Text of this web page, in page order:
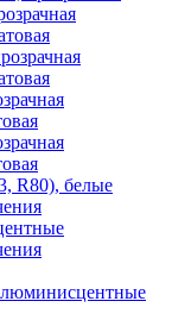
R80), белые